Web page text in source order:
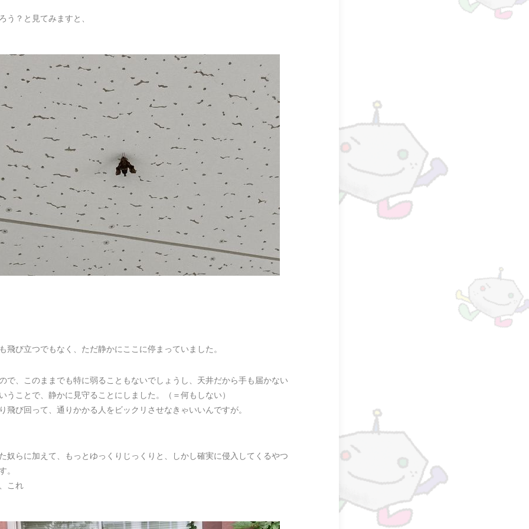
う？と見てみますと、
飛び立つでもなく、ただ静かにここに停まっていました。
で、このままでも特に弱ることもないでしょうし、天井だから手も届かない
うことで、静かに見守ることにしました。（＝何もしない）
飛び回って、通りかかる人をビックリさせなきゃいいんですが。
奴らに加えて、もっとゆっくりじっくりと、しかし確実に侵入してくるやつ
。
これ